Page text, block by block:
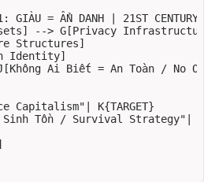
GIÀU = ẨN DANH | 21ST
--> G[Privacy
Structures]
Identity]
Ai Biết = An Toàn / No
Capitalism"| K{TARGET}
Tồn / Survival Strategy"|